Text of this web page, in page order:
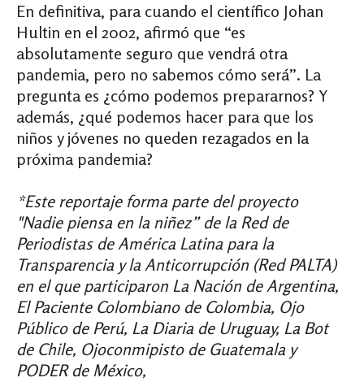
En definitiva, para cuando el científico Johan
Hultin en el 2002, afirmó que “es
absolutamente seguro que vendrá otra
pandemia, pero no sabemos cómo será”. La
pregunta es ¿cómo podemos prepararnos? Y
además, ¿qué podemos hacer para que los
niños y jóvenes no queden rezagados en la
próxima pandemia?
*Este reportaje forma parte del proyecto
"Nadie piensa en la niñez” de la Red de
Periodistas de América Latina para la
Transparencia y la Anticorrupción (Red PALTA)
en el que participaron La Nación de Argentina,
El Paciente Colombiano de Colombia, Ojo
Público de Perú, La Diaria de Uruguay, La Bot
de Chile, Ojoconmipisto de Guatemala y
PODER de México,